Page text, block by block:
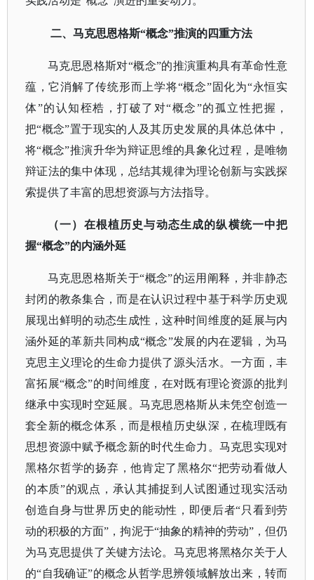
二、 马克思恩格斯“概念”推演的四重方法
马克思恩格斯对“概念”的推演重构具有革命性意
蕴，它消解了传统形而上学将“概念”固化为“永恒实
体”的认知桎梏，打破了对“概念”的孤立性把握，
把“概念”置于现实的人及其历史发展的具体总体中，
将“概念”推演升华为辩证思维的具象化过程，是唯物
辩证法的集中体现，总结其规律为理论创新与实践探
索提供了丰富的思想资源与方法指导。
（一）在根植历史与动态生成的纵横统一中把
握“概念”的内涵外延
马克思恩格斯关于“概念”的运用阐释，并非静态
封闭的教条集合，而是在认识过程中基于科学历史观
展现出鲜明的动态生成性，这种时间维度的延展与内
涵外延的革新共同构成“概念”发展的内在逻辑，为马
克思主义理论的生命力提供了源头活水。一方面，丰
富拓展“概念”的时间维度，在对既有理论资源的批判
继承中实现时空延展。马克思恩格斯从未凭空创造一
套全新的概念体系，而是根植历史纵深，在梳理既有
思想资源中赋予概念新的时代生命力。马克思实现对
黑格尔哲学的扬弃，他肯定了黑格尔“把劳动看做人
的本质”的观点，承认其捕捉到人试图通过现实活动
创造自身与世界历史的能动性，即便后者“只看到劳
动的积极的方面”，拘泥于“抽象的精神的劳动”，但仍
为马克思提供了关键方法论。马克思将黑格尔关于人
的“自我确证”的概念从哲学思辨领域解放出来，转而